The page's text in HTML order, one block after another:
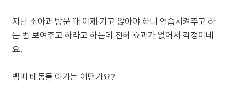
지난 소아과 방문 때 이제 기고 앉아야 하니 연습시켜주고 하
는 법 보여주고 하라고 하는데 전혀 효과가 없어서 걱정이네
요.
뱀띠 베동들 아가는 어떤가요?